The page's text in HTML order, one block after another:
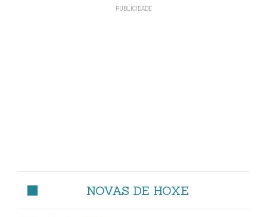
NOVAS DE HOXE